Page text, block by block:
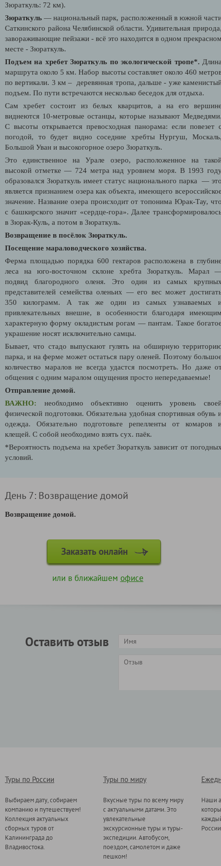
Зюраткуль: 72 км).
Зюраткуль — национальный парк, расположенный в южной
Саткинского района Челябинской области. Удивительная
завораживающие пейзажи - всё это находится в одном
месте - Зюраткуль.
Подъем на хребет Зюраткуль по экологической тропе*.
маршрута около 5 км. Набор высоты составляет около 460
по вертикали. 3 км –
деревянная тропа, дальше - уже
подъем. По пути встречаются несколько беседок для отдыха.
Сам хребет состоит из белых кварцитов, а на его
виднеются 10-метровые останцы, которые называют
С высоты открывается превосходная панорама: если повезет
погодой, то будет видно соседние хребты Нургуш,
Большой Уван и высокогорное озеро Зюраткуль.
Это единственное на Урале озеро, расположенное на
высокой отметке — 724 метра над уровнем моря. В 1993
образовался Зюраткуль имеет статус национального парка
—
является признанием озера как объекта, имеющего
значение. Название озера происходит от топонима Юрак-Тау,
с башкирского значит «сердце-гора». Далее
в Зюрак-Куль, а потом в Зюраткуль.
Возвращение в посёлок Зюраткуль.
Посещение мараловодческого хозяйства.
Ферма площадью порядка 600 гектаров расположена в
леса на юго-восточном склоне хребта Зюраткуль. Марал
подвид благородного оленя. Это один из самых
представителей семейства оленьих — его вес может
350 килограмм. А так же один из самых узнаваемых
привлекательных внешне, в особенности благодаря
характерную форму окладистым рогам — пантам. Такое
украшение носят исключительно самцы.
Бывает, что стадо выпускают гулять на обширную
парка, и на ферме может остаться пару оленей. Поэтому
количество маралов не всегда удастся посмотреть. Но даже
общения с одним маралом ощущения просто непередаваемые!
Отправление домой.
ВАЖНО: необходимо объективно оценить уровень
физической подготовки. Обязательна удобная спортивная обувь
одежда. Обязательно подготовьте репелленты от комаров
клещей. С собой необходимо взять сух. паёк.
*Вероятность подъема на хребет Зюраткуль зависит от
условий.
День 7: Возвращение домой
Возвращение домой.
Заказать онлайн
или в ближайшем офисе
Оставить отзыв
Туры по России
Выбираем дату, собираем
компанию и путешествуем!
Коллекция актуальных
сборных туров от
Калининграда до
Владивостока.
Туры по миру
Вкусные туры по всему миру
с актуальными датами. Это
увлекательные
экскурсионные туры и туры-
экспедиции. Автобусом,
поездом, самолетом и даже
пешком!
Наши